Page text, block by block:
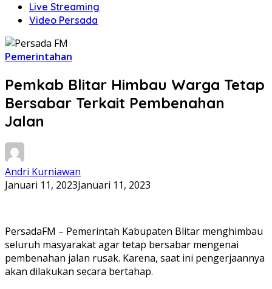
Live Streaming
Video Persada
Pemerintahan
Pemkab Blitar Himbau Warga Tetap
Bersabar Terkait Pembenahan
Jalan
Andri Kurniawan
Januari 11, 2023Januari 11, 2023
PersadaFM – Pemerintah Kabupaten Blitar menghimbau
seluruh masyarakat agar tetap bersabar mengenai
pembenahan jalan rusak. Karena, saat ini pengerjaannya
akan dilakukan secara bertahap.